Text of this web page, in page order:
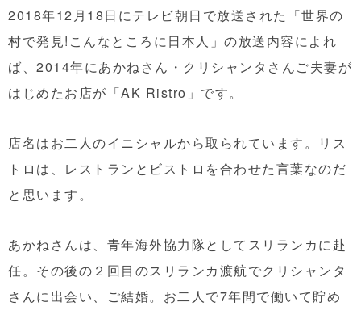
2018年12月18日にテレビ朝日で放送された「世界の
村で発見!こんなところに日本人」の放送内容によれ
ば、2014年にあかねさん・クリシャンタさんご夫妻が
はじめたお店が「AK Ristro」です。
店名はお二人のイニシャルから取られています。リス
トロは、レストランとビストロを合わせた言葉なのだ
と思います。
あかねさんは、青年海外協力隊としてスリランカに赴
任。その後の２回目のスリランカ渡航でクリシャンタ
さんに出会い、ご結婚。お二人で7年間で働いて貯め